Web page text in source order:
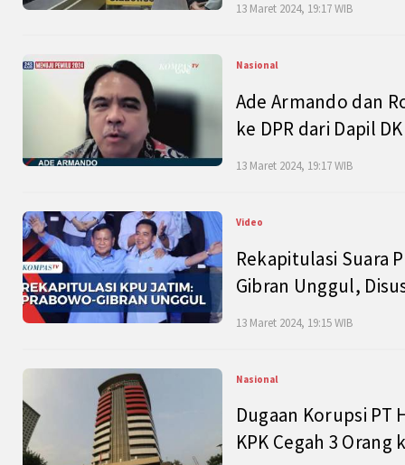
13 Maret 2024, 19:17 WIB
Nasional
Ade Armando dan
ke DPR dari Dapil
13 Maret 2024, 19:17 WIB
Video
Rekapitulasi Suara
Gibran Unggul,
13 Maret 2024, 19:15 WIB
Nasional
Dugaan Korupsi PT
KPK Cegah 3 Orang